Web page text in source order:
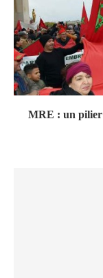
MRE : un pilier